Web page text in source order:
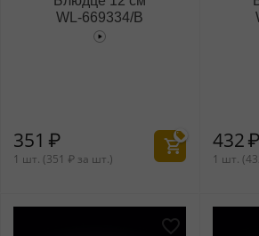
WL‑669334/B
351 ₽
1 шт. (351 ₽ за шт.)
432₽
1 шт. (